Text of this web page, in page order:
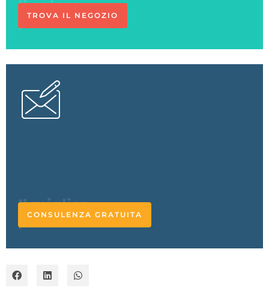
TROVA IL NEGOZIO
L'esperto
CONSULENZA GRATUITA